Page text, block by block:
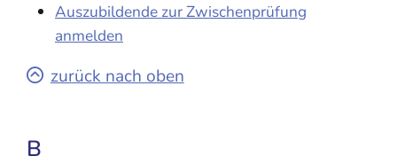
Auszubildende zur Zwischenprüfung
anmelden
zurück nach oben
B